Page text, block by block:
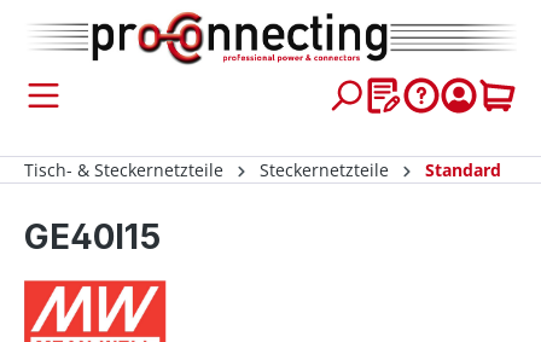
springen
Tisch- & Steckernetzteile Steckernetzteile Standard
GE40I15